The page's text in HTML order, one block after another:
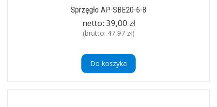
Sprzęgło AP-SBE20-6-8
netto: 39,00 zł
(brutto: 47,97 zł)
Do koszyka